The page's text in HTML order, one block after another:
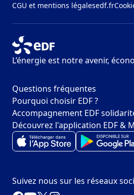
CGU et mentions légalesedf.fr
L’énergie est notre avenir,
Questions fréquentes
Pourquoi choisir EDF ?
Accompagnement EDF
Découvrez l'application EDF &
Suivez nous sur les réseaux